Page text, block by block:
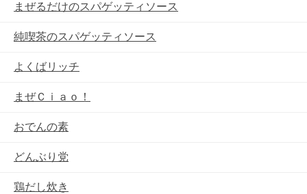
まぜるだけのスパゲッティソース
純喫茶のスパゲッティソース
よくばリッチ
まぜＣｉａｏ！
おでんの素
どんぶり党
鶏だし炊き